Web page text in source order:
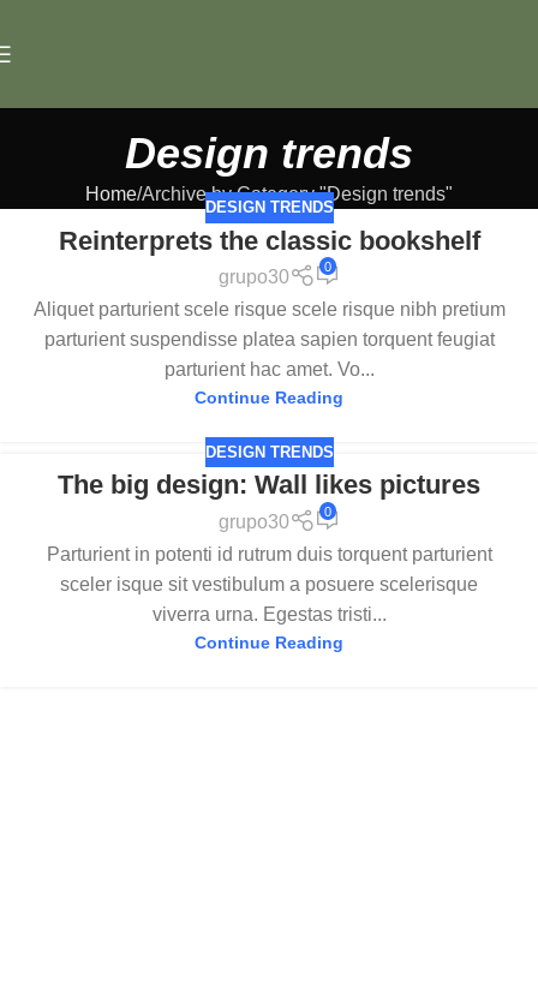
Design trends
Home Archive by Category "Design trends"
DESIGN TRENDS
Reinterprets the classic bookshelf
grupo30
0
Aliquet parturient scele risque scele risque nibh pretium
parturient suspendisse platea sapien torquent feugiat
parturient hac amet. Vo...
Continue Reading
DESIGN TRENDS
The big design: Wall likes pictures
grupo30
0
Parturient in potenti id rutrum duis torquent parturient
sceler isque sit vestibulum a posuere scelerisque
viverra urna. Egestas tristi...
Continue Reading